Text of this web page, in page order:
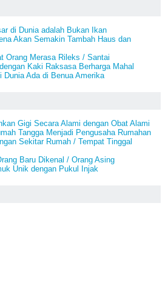
di Dunia adalah Bukan Ikan
Akan Semakin Tambah Haus dan
Orang Merasa Rileks / Santai
Kaki Raksasa Berharga Mahal
Dunia Ada di Benua Amerika
Gigi Secara Alami dengan Obat Alami
Tangga Menjadi Pengusaha Rumahan
Sekitar Rumah / Tempat Tinggal
Baru Dikenal / Orang Asing
Unik dengan Pukul Injak